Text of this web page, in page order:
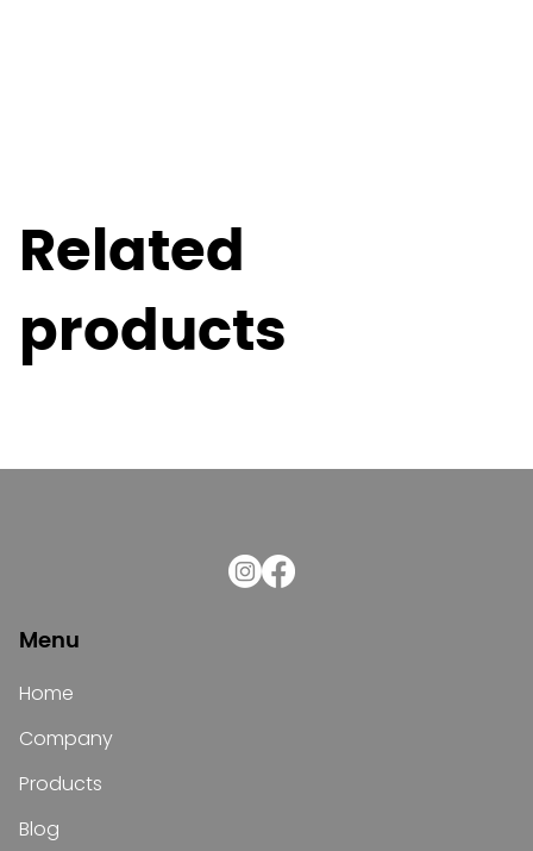
Related
products
Menu
Home
Company
Products
Blog